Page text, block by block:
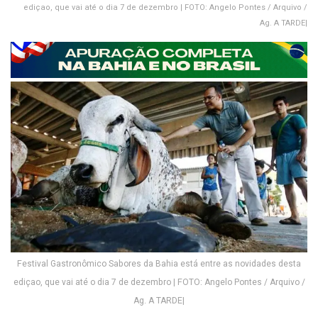
ediçao, que vai até o dia 7 de dezembro | FOTO: Angelo Pontes / Arquivo /
Ag. A TARDE|
Festival Gastronômico Sabores da Bahia está entre as novidades desta
ediçao, que vai até o dia 7 de dezembro | FOTO: Angelo Pontes / Arquivo /
Ag. A TARDE|